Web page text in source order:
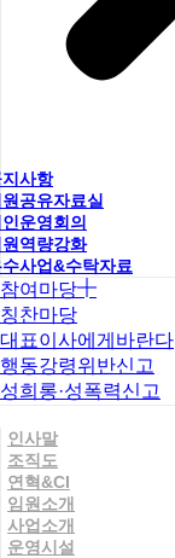
사항
공유자료실
운영회의
역량강화
사업&수탁자료
참여마당
칭찬마당
대표이사에게바란다
행동강령위반신고
성희롱·성폭력신고
인사말
조직도
연혁&CI
임원소개
사업소개
운영시설